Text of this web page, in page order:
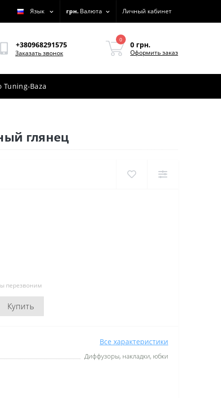
Язык грн. Валюта Личный кабинет
+380968291575
Заказать звонок
0
0 грн.
Оформить заказ
Tuning-Baza
глянец
перезвоним
Купить
Все характеристики
Диффузоры, накладки, юбки